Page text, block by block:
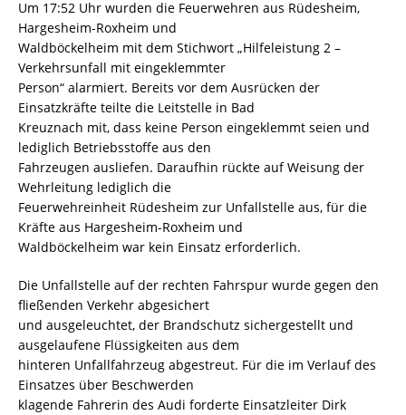
Um 17:52 Uhr wurden die Feuerwehren aus Rüdesheim,
Hargesheim-Roxheim und
Waldböckelheim mit dem Stichwort „Hilfeleistung 2 –
Verkehrsunfall mit eingeklemmter
Person“ alarmiert. Bereits vor dem Ausrücken der
Einsatzkräfte teilte die Leitstelle in Bad
Kreuznach mit, dass keine Person eingeklemmt seien und
lediglich Betriebsstoffe aus den
Fahrzeugen ausliefen. Daraufhin rückte auf Weisung der
Wehrleitung lediglich die
Feuerwehreinheit Rüdesheim zur Unfallstelle aus, für die
Kräfte aus Hargesheim-Roxheim und
Waldböckelheim war kein Einsatz erforderlich.
Die Unfallstelle auf der rechten Fahrspur wurde gegen den
fließenden Verkehr abgesichert
und ausgeleuchtet, der Brandschutz sichergestellt und
ausgelaufene Flüssigkeiten aus dem
hinteren Unfallfahrzeug abgestreut. Für die im Verlauf des
Einsatzes über Beschwerden
klagende Fahrerin des Audi forderte Einsatzleiter Dirk